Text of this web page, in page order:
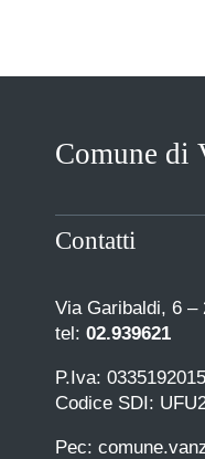
Comune di
Contatti
Via Garibaldi, 6 –
tel: 02.939621
P.Iva:
Codice SDI:
Pec: